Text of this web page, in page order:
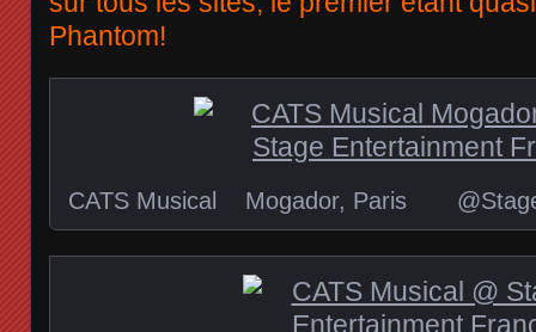
Phantom!
CATS Musical Mogador, Paris @Stage